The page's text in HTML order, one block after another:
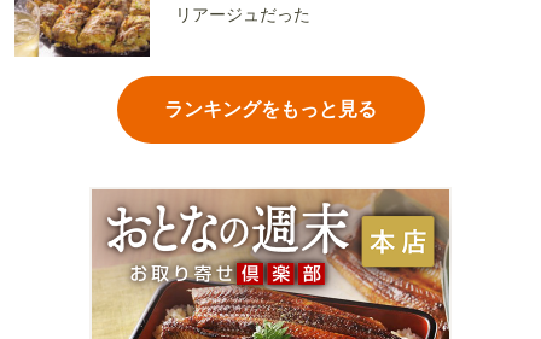
リアージュだった
ランキングをもっと見る